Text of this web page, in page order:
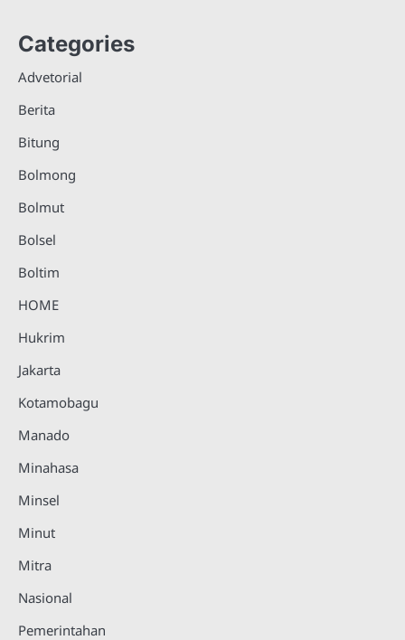
Categories
Advetorial
Berita
Bitung
Bolmong
Bolmut
Bolsel
Boltim
HOME
Hukrim
Jakarta
Kotamobagu
Manado
Minahasa
Minsel
Minut
Mitra
Nasional
Pemerintahan